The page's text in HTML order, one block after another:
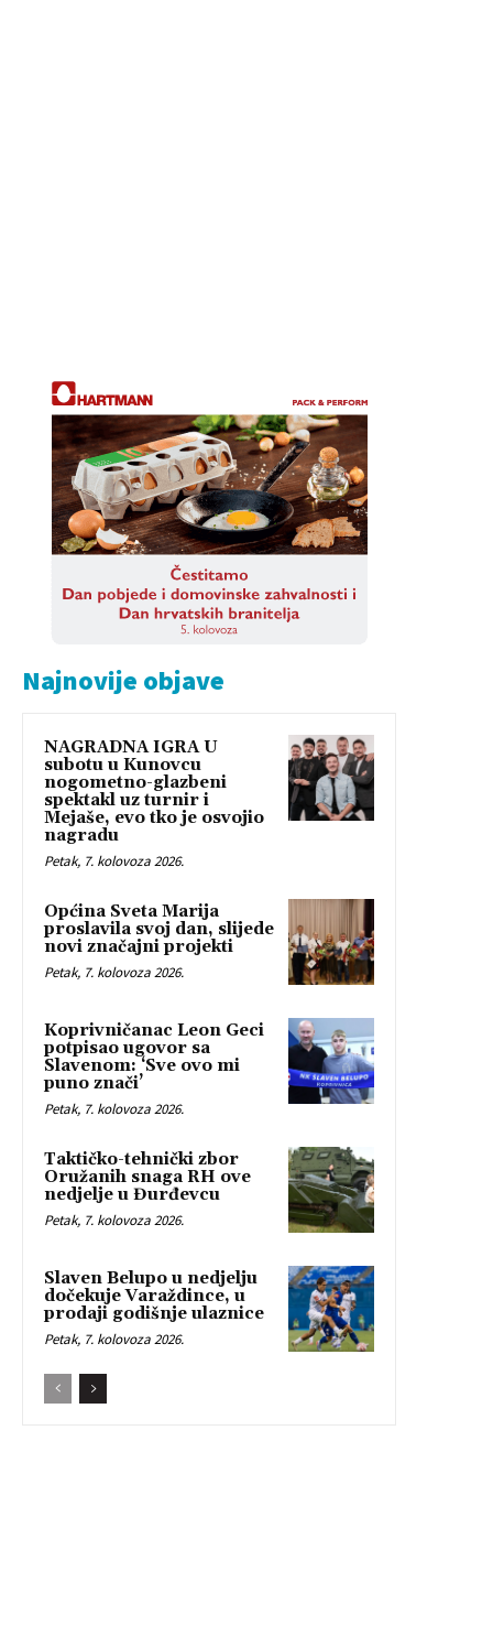
Najnovije objave
NAGRADNA IGRA U
subotu u Kunovcu
nogometno-glazbeni
spektakl uz turnir i
Mejaše, evo tko je osvojio
nagradu
Petak, 7. kolovoza 2026.
Općina Sveta Marija
proslavila svoj dan, slijede
novi značajni projekti
Petak, 7. kolovoza 2026.
Koprivničanac Leon Geci
potpisao ugovor sa
Slavenom: ‘Sve ovo mi
puno znači’
Petak, 7. kolovoza 2026.
Taktičko-tehnički zbor
Oružanih snaga RH ove
nedjelje u Đurđevcu
Petak, 7. kolovoza 2026.
Slaven Belupo u nedjelju
dočekuje Varaždince, u
prodaji godišnje ulaznice
Petak, 7. kolovoza 2026.